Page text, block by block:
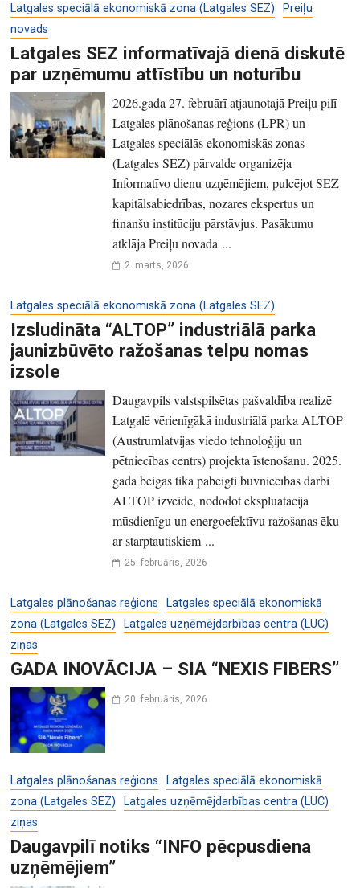
Latgales speciālā ekonomiskā zona (Latgales SEZ)
Preiļu
novads
Latgales SEZ informatīvajā dienā diskutē
par uzņēmumu attīstību un noturību
2026.gada 27. februārī atjaunotajā Preiļu pilī
Latgales plānošanas reģions (LPR) un
Latgales speciālās ekonomiskās zonas
(Latgales SEZ) pārvalde organizēja
Informatīvo dienu uzņēmējiem, pulcējot SEZ
kapitālsabiedrības, nozares ekspertus un
finanšu institūciju pārstāvjus. Pasākumu
atklāja Preiļu novada ...
2. marts, 2026
Latgales speciālā ekonomiskā zona (Latgales SEZ)
Izsludināta “ALTOP” industriālā parka
jaunizbūvēto ražošanas telpu nomas
izsole
Daugavpils valstspilsētas pašvaldība realizē
Latgalē vērienīgākā industriālā parka ALTOP
(Austrumlatvijas viedo tehnoloģiju un
pētniecības centrs) projekta īstenošanu. 2025.
gada beigās tika pabeigti būvniecības darbi
ALTOP izveidē, nododot ekspluatācijā
mūsdienīgu un energoefektīvu ražošanas ēku
ar starptautiskiem ...
25. februāris, 2026
Latgales plānošanas reģions
Latgales speciālā ekonomiskā
zona (Latgales SEZ)
Latgales uzņēmējdarbības centra (LUC)
ziņas
GADA INOVĀCIJA – SIA “NEXIS FIBERS”
20. februāris, 2026
Latgales plānošanas reģions
Latgales speciālā ekonomiskā
zona (Latgales SEZ)
Latgales uzņēmējdarbības centra (LUC)
ziņas
Daugavpilī notiks “INFO pēcpusdiena
uzņēmējiem”